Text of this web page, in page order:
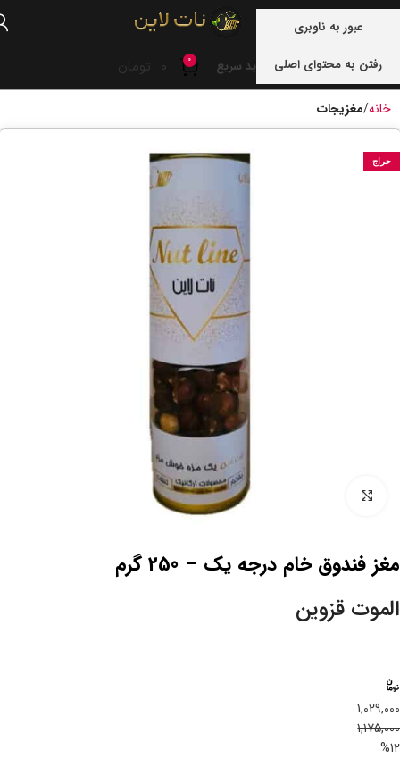
عبور به ناوبری
رفتن به محتوای اصلی
خرید سریع 0
0 تومان
خانه مغزیجات
حراج
مغز فندوق خام درجه یک – 250 گرم
الموت قزوین
1,029,000
1,175,000
%12